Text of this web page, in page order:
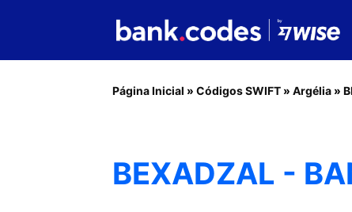
Página Inicial » Códigos SWIFT » Argélia »
BEXADZAL -